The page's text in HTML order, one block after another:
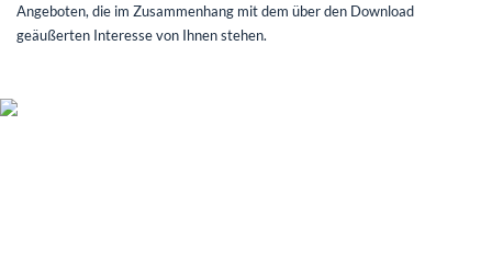
Angeboten, die im Zusammenhang mit dem über den Download
geäußerten Interesse von Ihnen stehen.